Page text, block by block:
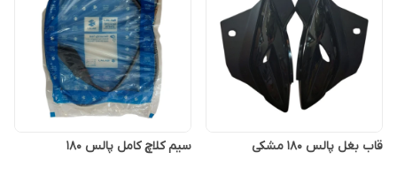
قاب بغل پالس ۱۸۰ مشکی سیم کلاچ کامل پالس ۱۸۰